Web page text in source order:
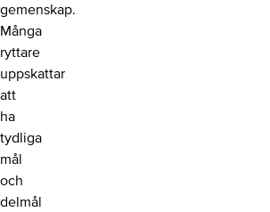
gemenskap.
Många
ryttare
uppskattar
att
ha
tydliga
mål
och
delmål